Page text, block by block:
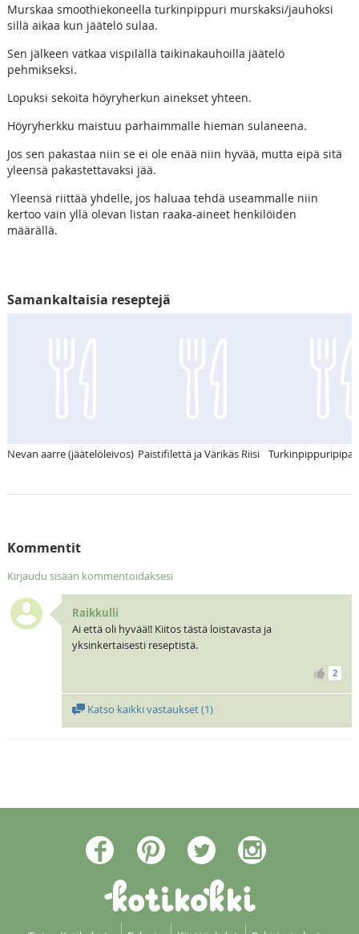
Murskaa smoothiekoneella turkinpippuri murskaksi/jauhoksi
sillä aikaa kun jäätelö sulaa.
Sen jälkeen vatkaa vispilällä taikinakauhoilla jäätelö
pehmikseksi.
Lopuksi sekoita höyryherkun ainekset yhteen.
Höyryherkku maistuu parhaimmalle hieman sulaneena.
Jos sen pakastaa niin se ei ole enää niin hyvää, mutta eipä sitä
yleensä pakastettavaksi jää.
Yleensä riittää yhdelle, jos haluaa tehdä useammalle niin
kertoo vain yllä olevan listan raaka-aineet henkilöiden
määrällä.
Samankaltaisia reseptejä
Nevan aarre (jäätelöleivos) Paistifilettä ja Värikäs Riisi
Kommentit
Kirjaudu sisään kommentoidaksesi
Raikkulli
Ai että oli hyvää!! Kiitos tästä loistavasta ja
yksinkertaisesti reseptistä.
2
Katso kaikki vastaukset (1)